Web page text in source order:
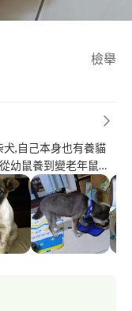
檢舉
,自己本身也有養貓
幼鼠養到變老年鼠。
下、等等、尿盆上大
澡。 ⭐可先詢
務寵物種